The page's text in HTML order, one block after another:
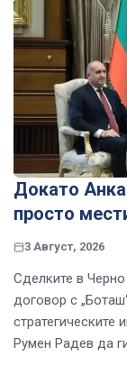
Докато
просто
3 Август, 2026
Сделките в
договор с
стратегическите
Румен Радев да